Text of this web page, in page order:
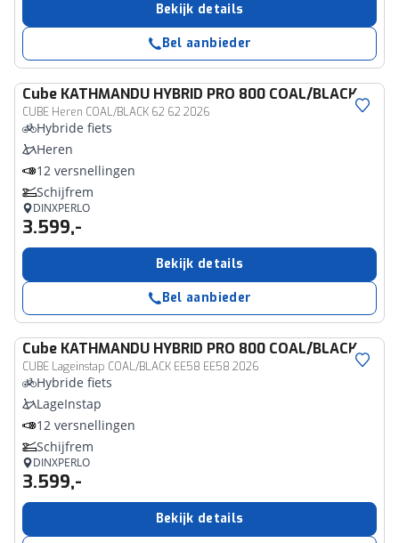
Bekijk details
Bel aanbieder
Cube KATHMANDU HYBRID PRO 800 COAL/BLACK
CUBE Heren COAL/BLACK 62 62 2026
Hybride fiets
Heren
12 versnellingen
Schijfrem
DINXPERLO
3.599,-
Bekijk details
Bel aanbieder
Cube KATHMANDU HYBRID PRO 800 COAL/BLACK
CUBE Lageinstap COAL/BLACK EE58 EE58 2026
Hybride fiets
LageInstap
12 versnellingen
Schijfrem
DINXPERLO
3.599,-
Bekijk details